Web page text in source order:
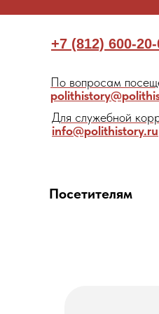
+7 (812) 600-
По вопросам
Для служебной
info@polithistory.ru
Посетителям